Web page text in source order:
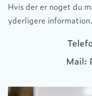
Hvis der er noget du
yderligere information.
Mail: